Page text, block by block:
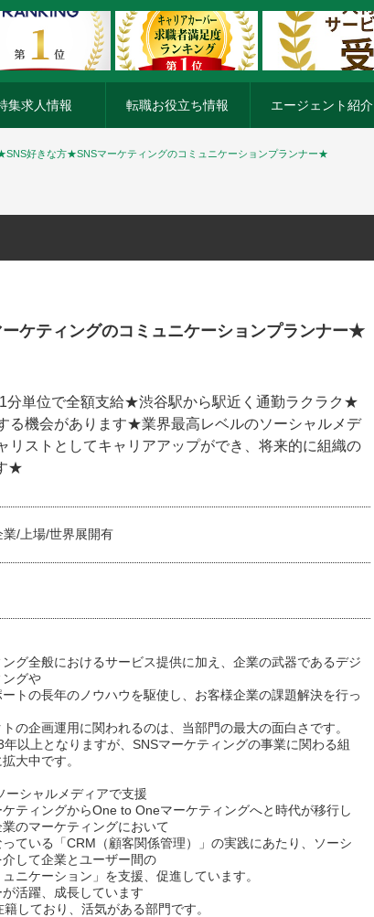
集求人情報 転職お役立ち情報 エージェント紹介
好きな方★SNSマーケティングのコミュニケーションプランナー★
ケティングのコミュニケーションプランナー★
単位で全額支給★渋谷駅から駅近く通勤ラクラク★
る機会があります★業界最高レベルのソーシャルメデ
ストとしてキャリアアップができ、将来的に組織の
★
業/上場/世界展開有
グ全般におけるサービス提供に加え、企業の武器であるデジ
ングや
トの長年のノウハウを駆使し、お客様企業の課題解決を行っ
の企画運用に関われるのは、当部門の最大の面白さです。
以上となりますが、SNSマーケティングの事業に関わる組
大中です。
ーシャルメディアで支援
ティングからOne to Oneマーケティングへと時代が移行し
のマーケティングにおいて
ている「CRM（顧客関係管理）」の実践にあたり、ソーシ
して企業とユーザー間の
ュニケーション」を支援、促進しています。
が活躍、成長しています
しており、活気がある部門です。